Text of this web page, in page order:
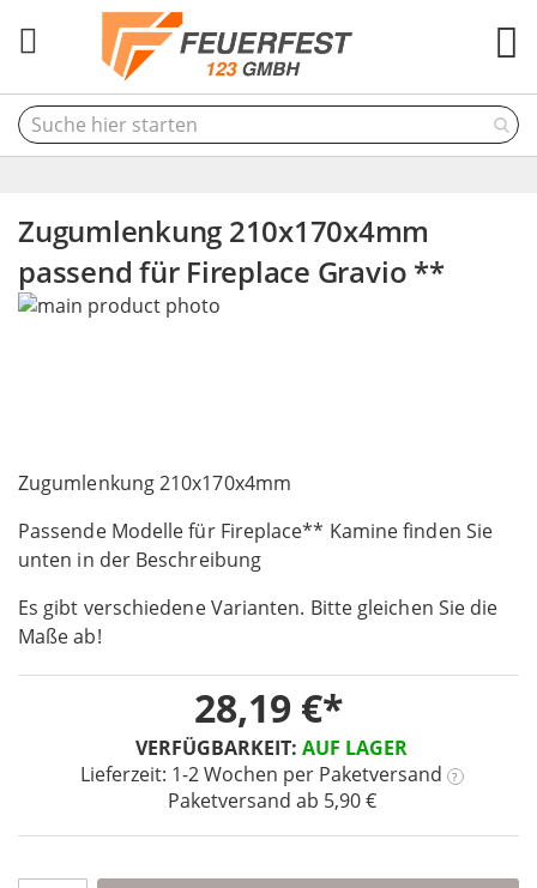
Zugumlenkung 210x170x4mm
passend für Fireplace Gravio **
Zugumlenkung 210x170x4mm
Passende Modelle für Fireplace** Kamine finden Sie
unten in der Beschreibung
Es gibt verschiedene Varianten. Bitte gleichen Sie die
Maße ab!
VERFÜGBARKEIT: AUF LAGER
Lieferzeit: 1-2 Wochen per Paketversand ?
Paketversand ab 5,90 €
28,19 €
Skip
gallery
to
beginning
of
images
gallery